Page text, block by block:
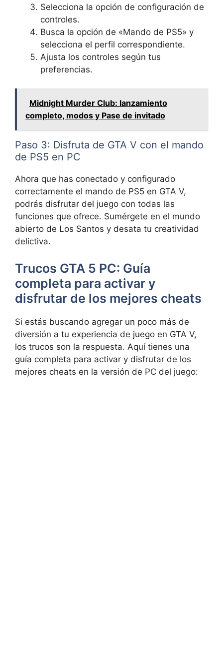
Selecciona la opción de configuración de
controles.
Busca la opción de «Mando de PS5» y
selecciona el perfil correspondiente.
Ajusta los controles según tus
preferencias.
Midnight Murder Club: lanzamiento
completo, modos y Pase de invitado
Paso 3: Disfruta de GTA V con el mando
de PS5 en PC
Ahora que has conectado y configurado
correctamente el mando de PS5 en GTA V,
podrás disfrutar del juego con todas las
funciones que ofrece. Sumérgete en el mundo
abierto de Los Santos y desata tu creatividad
delictiva.
Trucos GTA 5 PC: Guía
completa para activar y
disfrutar de los mejores cheats
Si estás buscando agregar un poco más de
diversión a tu experiencia de juego en GTA V,
los trucos son la respuesta. Aquí tienes una
guía completa para activar y disfrutar de los
mejores cheats en la versión de PC del juego: